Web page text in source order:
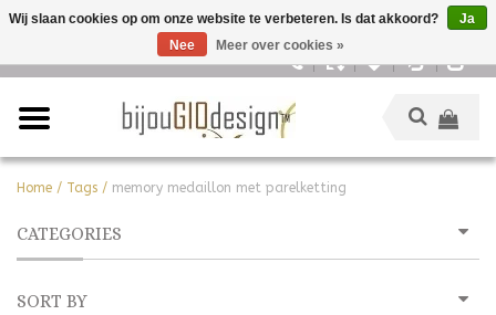
Home / Tags / memory medaillon met parelketting
CATEGORIES
SORT BY
Wij slaan cookies op om onze website te verbeteren. Is dat akkoord?
Ja
Nee
Meer over cookies »